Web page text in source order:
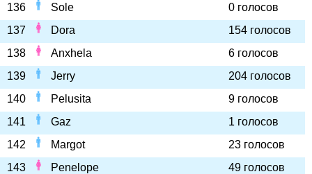
136
Sole
0 голосов
137
Dora
154 голосов
138
Anxhela
6 голосов
139
Jerry
204 голосов
140
Pelusita
9 голосов
141
Gaz
1 голосов
142
Margot
23 голосов
143
Penelope
49 голосов